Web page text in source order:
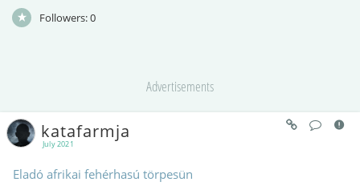
Followers:0
Advertisements
July 2021
katafarmja
Eladó afrikai fehérhasú törpesün